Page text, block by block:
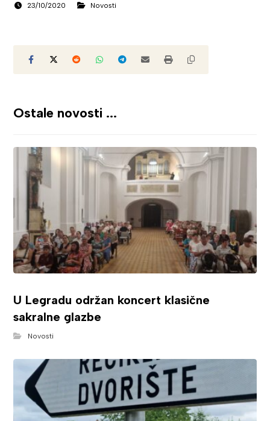
23/10/2020 Novosti
Ostale novosti ...
U Legradu održan koncert klasične
sakralne glazbe
Novosti